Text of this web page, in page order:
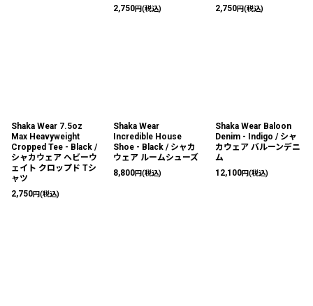
2,750円(税込) 2,750円(税込)
Shaka Wear 7.5oz
Max Heavyweight
Cropped Tee - Black /
シャカウェア ヘビーウ
ェイト クロップド Tシ
ャツ
2,750円(税込)
Shaka Wear
Incredible House
Shoe - Black / シャカ
ウェア ルームシューズ
8,800円(税込)
Shaka Wear Baloon
Denim - Indigo / シャ
カウェア バルーンデニ
ム
12,100円(税込)